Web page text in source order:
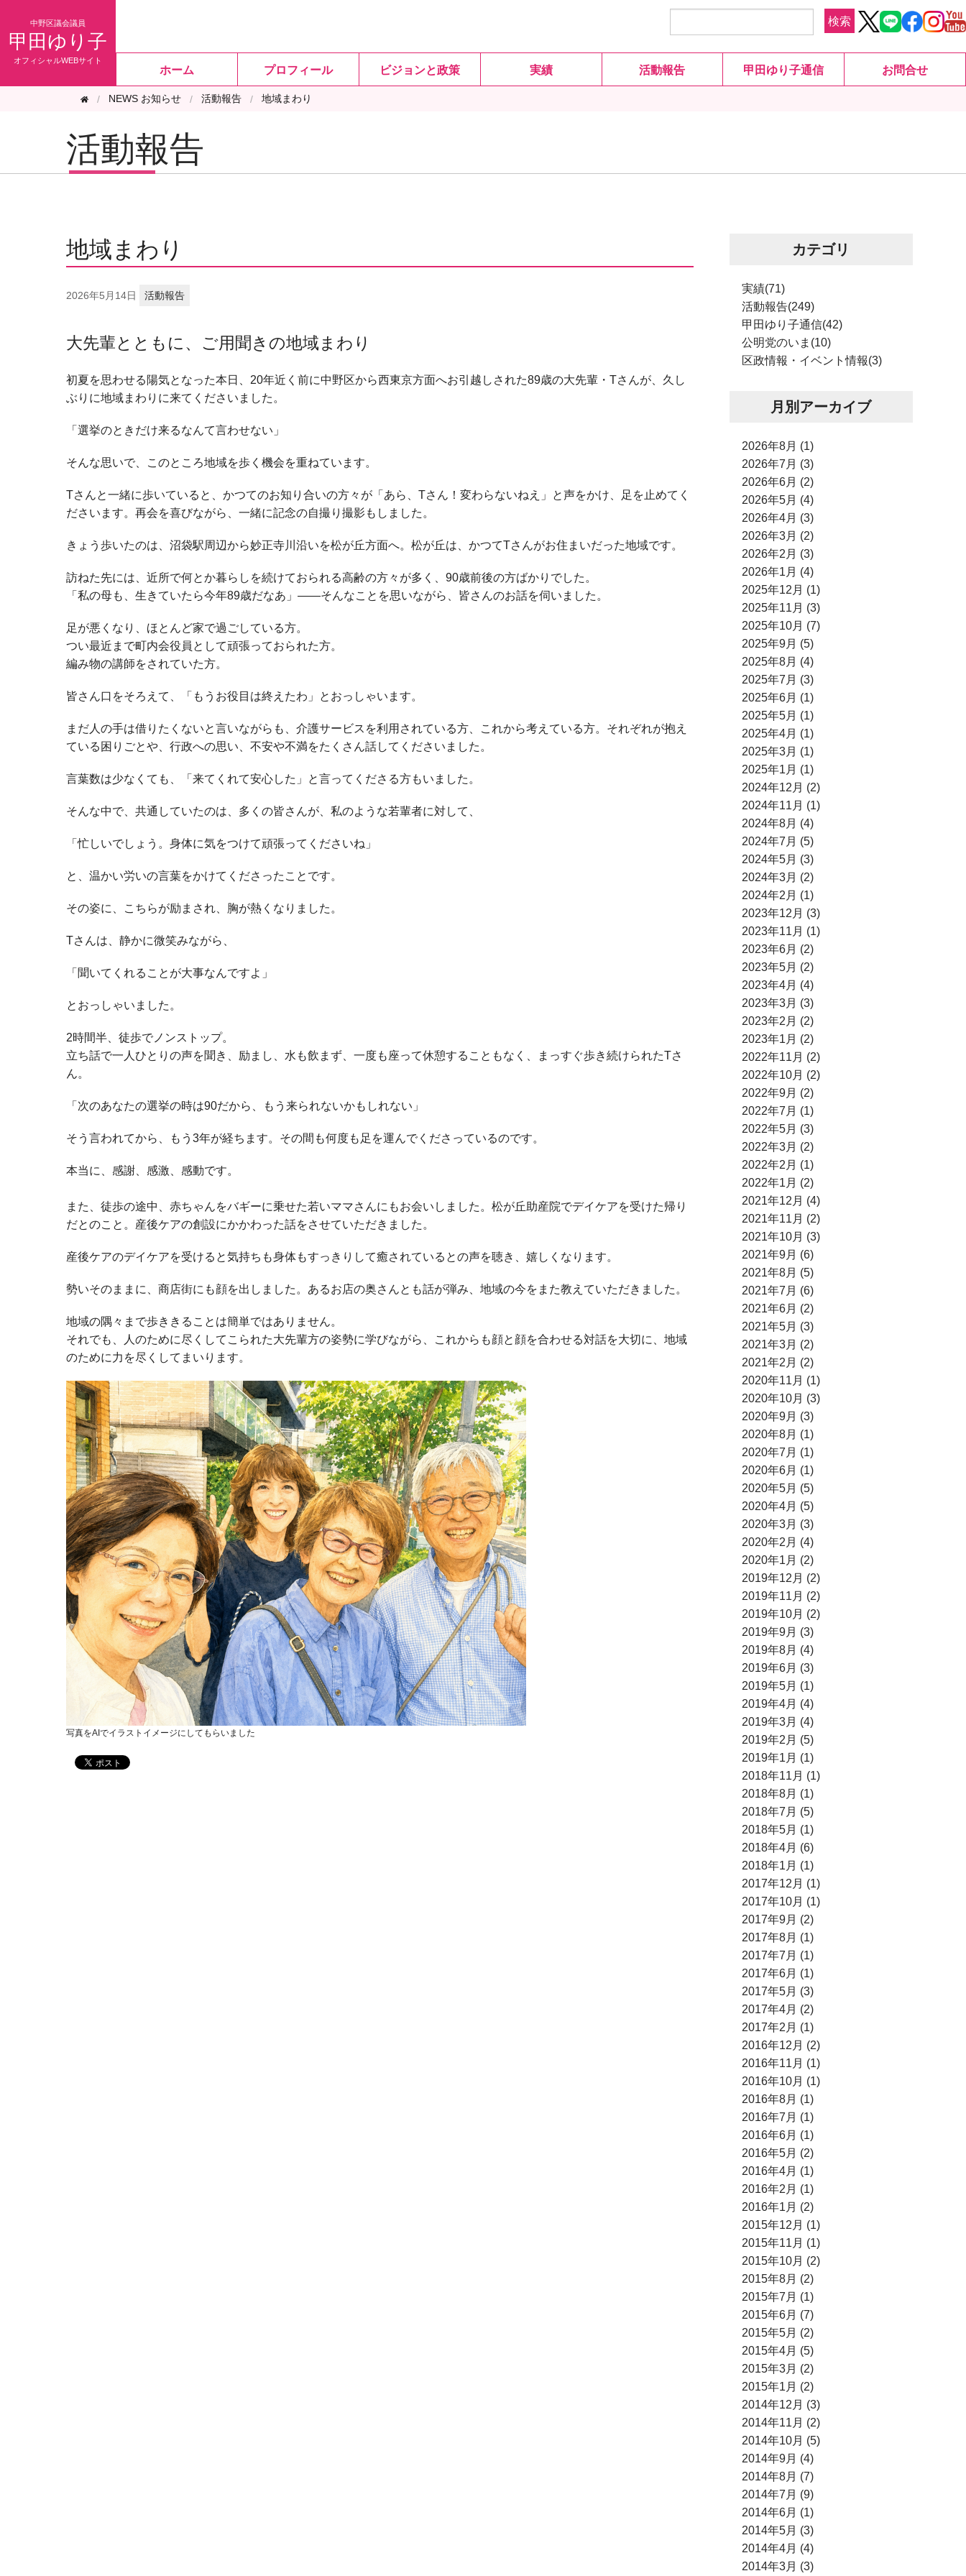
甲田ゆり子
検索
ホーム プロフィール ビジョンと政策 実績 活動報告 甲田ゆり子通信 お問合せ
NEWS お知らせ 活動報告 地域まわり
活動報告
地域まわり
2026年5月14日 活動報告
大先輩とともに、ご用聞きの地域まわり
初夏を思わせる陽気となった本日、20年近く前に中野区から西東京方面へお引越しされた89歳の大先輩・Tさんが、久し
ぶりに地域まわりに来てくださいました。
「選挙のときだけ来るなんて言わせない」
そんな思いで、このところ地域を歩く機会を重ねています。
Tさんと一緒に歩いていると、かつてのお知り合いの方々が「あら、Tさん！変わらないねえ」と声をかけ、足を止めてく
ださいます。再会を喜びながら、一緒に記念の自撮り撮影もしました。
きょう歩いたのは、沼袋駅周辺から妙正寺川沿いを松が丘方面へ。松が丘は、かつてTさんがお住まいだった地域です。
訪ねた先には、近所で何とか暮らしを続けておられる高齢の方々が多く、90歳前後の方ばかりでした。
「私の母も、生きていたら今年89歳だなあ」――そんなことを思いながら、皆さんのお話を伺いました。
足が悪くなり、ほとんど家で過ごしている方。
つい最近まで町内会役員として頑張っておられた方。
編み物の講師をされていた方。
皆さん口をそろえて、「もうお役目は終えたわ」とおっしゃいます。
まだ人の手は借りたくないと言いながらも、介護サービスを利用されている方、これから考えている方。それぞれが抱え
ている困りごとや、行政への思い、不安や不満をたくさん話してくださいました。
言葉数は少なくても、「来てくれて安心した」と言ってくださる方もいました。
そんな中で、共通していたのは、多くの皆さんが、私のような若輩者に対して、
「忙しいでしょう。身体に気をつけて頑張ってくださいね」
と、温かい労いの言葉をかけてくださったことです。
その姿に、こちらが励まされ、胸が熱くなりました。
Tさんは、静かに微笑みながら、
「聞いてくれることが大事なんですよ」
とおっしゃいました。
2時間半、徒歩でノンストップ。
立ち話で一人ひとりの声を聞き、励まし、水も飲まず、一度も座って休憩することもなく、まっすぐ歩き続けられたTさ
ん。
「次のあなたの選挙の時は90だから、もう来られないかもしれない」
そう言われてから、もう3年が経ちます。その間も何度も足を運んでくださっているのです。
本当に、感謝、感激、感動です。
また、徒歩の途中、赤ちゃんをバギーに乗せた若いママさんにもお会いしました。松が丘助産院でデイケアを受けた帰り
だとのこと。産後ケアの創設にかかわった話をさせていただきました。
産後ケアのデイケアを受けると気持ちも身体もすっきりして癒されているとの声を聴き、嬉しくなります。
勢いそのままに、商店街にも顔を出しました。あるお店の奥さんとも話が弾み、地域の今をまた教えていただきました。
地域の隅々まで歩ききることは簡単ではありません。
それでも、人のために尽くしてこられた大先輩方の姿勢に学びながら、これからも顔と顔を合わせる対話を大切に、地域
のために力を尽くしてまいります。
写真をAIでイラストイメージにしてもらいました
カテゴリ
実績(71)
活動報告(249)
甲田ゆり子通信(42)
公明党のいま(10)
区政情報・イベント情報(3)
月別アーカイブ
2026年8月 (1)
2026年7月 (3)
2026年6月 (2)
2026年5月 (4)
2026年4月 (3)
2026年3月 (2)
2026年2月 (3)
2026年1月 (4)
2025年12月 (1)
2025年11月 (3)
2025年10月 (7)
2025年9月 (5)
2025年8月 (4)
2025年7月 (3)
2025年6月 (1)
2025年5月 (1)
2025年4月 (1)
2025年3月 (1)
2025年1月 (1)
2024年12月 (2)
2024年11月 (1)
2024年8月 (4)
2024年7月 (5)
2024年5月 (3)
2024年3月 (2)
2024年2月 (1)
2023年12月 (3)
2023年11月 (1)
2023年6月 (2)
2023年5月 (2)
2023年4月 (4)
2023年3月 (3)
2023年2月 (2)
2023年1月 (2)
2022年11月 (2)
2022年10月 (2)
2022年9月 (2)
2022年7月 (1)
2022年5月 (3)
2022年3月 (2)
2022年2月 (1)
2022年1月 (2)
2021年12月 (4)
2021年11月 (2)
2021年10月 (3)
2021年9月 (6)
2021年8月 (5)
2021年7月 (6)
2021年6月 (2)
2021年5月 (3)
2021年3月 (2)
2021年2月 (2)
2020年11月 (1)
2020年10月 (3)
2020年9月 (3)
2020年8月 (1)
2020年7月 (1)
2020年6月 (1)
2020年5月 (5)
2020年4月 (5)
2020年3月 (3)
2020年2月 (4)
2020年1月 (2)
2019年12月 (2)
2019年11月 (2)
2019年10月 (2)
2019年9月 (3)
2019年8月 (4)
2019年6月 (3)
2019年5月 (1)
2019年4月 (4)
2019年3月 (4)
2019年2月 (5)
2019年1月 (1)
2018年11月 (1)
2018年8月 (1)
2018年7月 (5)
2018年5月 (1)
2018年4月 (6)
2018年1月 (1)
2017年12月 (1)
2017年10月 (1)
2017年9月 (2)
2017年8月 (1)
2017年7月 (1)
2017年6月 (1)
2017年5月 (3)
2017年4月 (2)
2017年2月 (1)
2016年12月 (2)
2016年11月 (1)
2016年10月 (1)
2016年8月 (1)
2016年7月 (1)
2016年6月 (1)
2016年5月 (2)
2016年4月 (1)
2016年2月 (1)
2016年1月 (2)
2015年12月 (1)
2015年11月 (1)
2015年10月 (2)
2015年8月 (2)
2015年7月 (1)
2015年6月 (7)
2015年5月 (2)
2015年4月 (5)
2015年3月 (2)
2015年1月 (2)
2014年12月 (3)
2014年11月 (2)
2014年10月 (5)
2014年9月 (4)
2014年8月 (7)
2014年7月 (9)
2014年6月 (1)
2014年5月 (3)
2014年4月 (4)
2014年3月 (3)